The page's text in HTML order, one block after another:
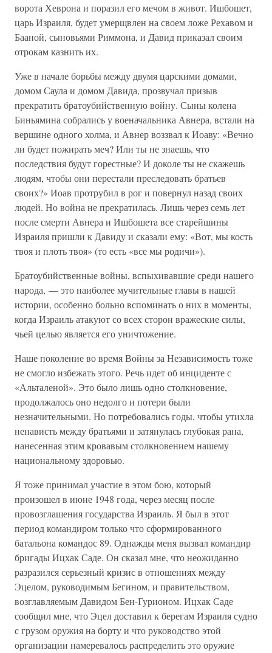
ворота Хеврона и поразил его мечом в живот. Ишбошет,
царь Израиля, будет умерщвлен на своем ложе Рехавом и
Бааной, сыновьями Риммона, и Давид приказал своим
отрокам казнить их.
Уже в начале борьбы между двумя царскими домами,
домом Саула и домом Давида, прозвучал призыв
прекратить братоубийственную войну. Сыны колена
Биньямина собрались у военачальника Авнера, встали на
вершине одного холма, и Авнер воззвал к Иоаву: «Вечно
ли будет пожирать меч? Или ты не знаешь, что
последствия будут горестные? И доколе ты не скажешь
людям, чтобы они перестали преследовать братьев
своих?» Иоав протрубил в рог и повернул назад своих
людей. Но война не прекратилась. Лишь через семь лет
после смерти Авнера и Ишбошета все старейшины
Израиля пришли к Давиду и сказали ему: «Вот, мы кость
твоя и плоть твоя» (то есть «все мы родичи»).
Братоубийственные войны, вспыхивавшие среди нашего
народа, — это наиболее мучительные главы в нашей
истории, особенно больно вспоминать о них в моменты,
когда Израиль атакуют со всех сторон вражеские силы,
чьей целью является его уничтожение.
Наше поколение во время Войны за Независимость тоже
не смогло избежать этого. Речь идет об инциденте с
«Альталеной». Это было лишь одно столкновение,
продолжалось оно недолго и потери были
незначительными. Но потребовались годы, чтобы утихла
ненависть между братьями и затянулась глубокая рана,
нанесенная этим кровавым столкновением нашему
национальному здоровью.
Я тоже принимал участие в этом бою, который
произошел в июне 1948 года, через месяц после
провозглашения государства Израиль. Я был в этот
период командиром только что сформированного
батальона командос 89. Однажды меня вызвал командир
бригады Ицхак Саде. Он сказал мне, что неожиданно
разразился серьезный кризис в отношениях между
Эцелом, руководимым Бегином, и правительством,
возглавляемым Давидом Бен-Гурионом. Ицхак Саде
сообщил мне, что Эцел доставил к берегам Израиля судно
с грузом оружия на борту и что руководство этой
организации намеревалось распределить это оружие